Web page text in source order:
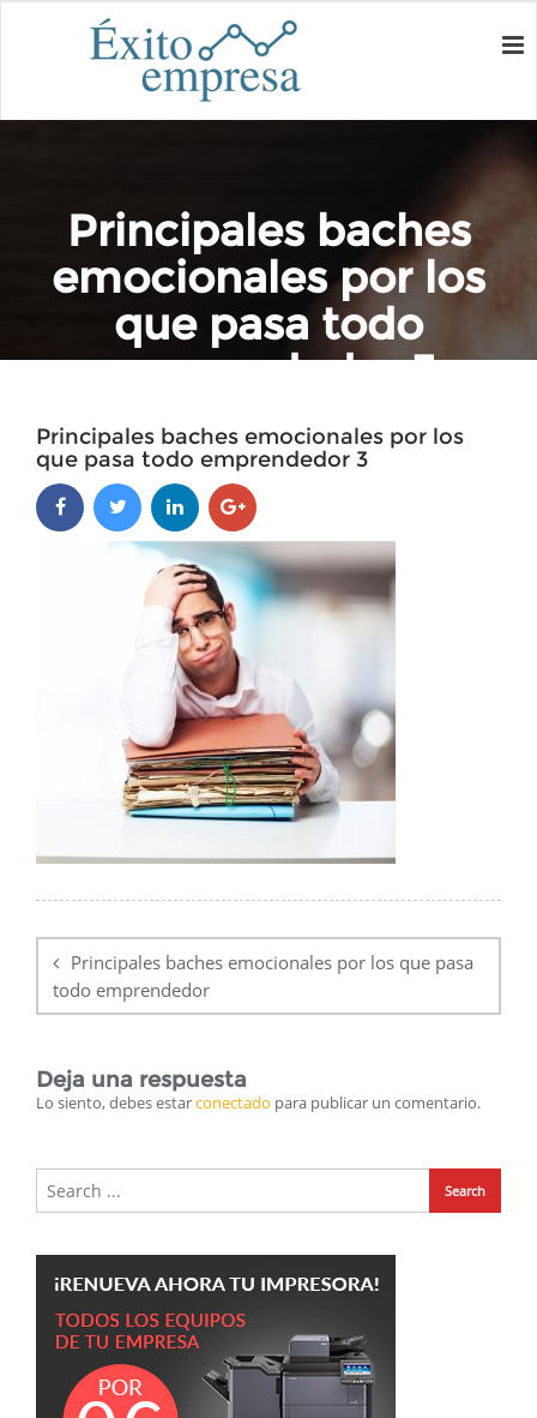
Principales baches
emocionales por los
que pasa todo
emprendedor 3
Principales baches emocionales por los que pasa todo
emprendedor 3
Principales baches emocionales por los
que pasa todo emprendedor 3
de
entradas
Principales baches emocionales por los que pasa
todo emprendedor
Deja una respuesta
Lo siento, debes estarconectado para publicar un comentario.